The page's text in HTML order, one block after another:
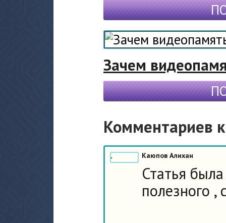
Зачем
Комментариев
Каюпов Алихан
Статья
полезного ,